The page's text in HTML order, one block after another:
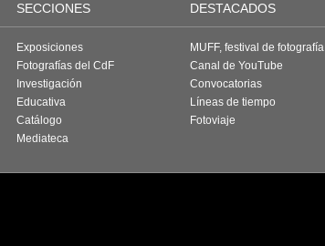
SECCIONES DESTACADOS
Exposiciones
Fotografías del CdF
Investigación
Educativa
Catálogo
Mediateca
MUFF, festival de fotografía
Canal de YouTube
Convocatorias
Líneas de tiempo
Fotoviaje